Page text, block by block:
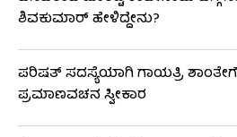
ಶಿವಕುಮಾರ್ ಹೇಳಿದ್ದೇನು?
ಪರಿಷತ್ ಸದಸ್ಯೆಯಾಗಿ ಗಾಯತ್ರಿ
ಪ್ರಮಾಣವಚನ ಸ್ವೀಕಾರ